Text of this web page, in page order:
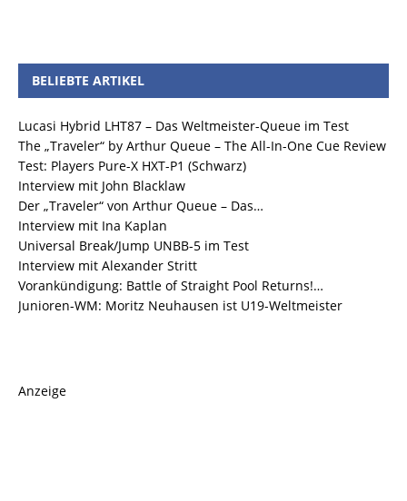
BELIEBTE ARTIKEL
Lucasi Hybrid LHT87 – Das Weltmeister-Queue im Test
The „Traveler“ by Arthur Queue – The All-In-One Cue Review
Test: Players Pure-X HXT-P1 (Schwarz)
Interview mit John Blacklaw
Der „Traveler“ von Arthur Queue – Das…
Interview mit Ina Kaplan
Universal Break/Jump UNBB-5 im Test
Interview mit Alexander Stritt
Vorankündigung: Battle of Straight Pool Returns!…
Junioren-WM: Moritz Neuhausen ist U19-Weltmeister
Anzeige